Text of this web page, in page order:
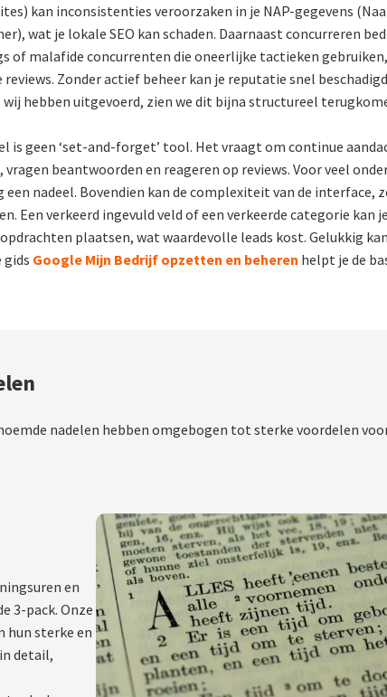
kan inconsistenties veroorzaken in je NAP-gegevens
wat je lokale SEO kan schaden. Daarnaast concurreren
of malafide concurrenten die oneerlijke tactieken
Zonder actief beheer kan je reputatie snel beschadigd
wij hebben uitgevoerd, zien we dit bijna structureel
is geen ‘set-and-forget’ tool. Het vraagt om continue
beantwoorden en reageren op reviews. Voor veel
nadeel. Bovendien kan de complexiteit van de interface,
Een verkeerd ingevuld veld of een verkeerde categorie kan
plaatsen, wat waardevolle leads kost. Gelukkig
gids Google Mijn Bedrijf opzetten en beheren helpt je de
nadelen hebben omgebogen tot sterke voordelen
en
3-pack. Onze
hun sterke en
detail,